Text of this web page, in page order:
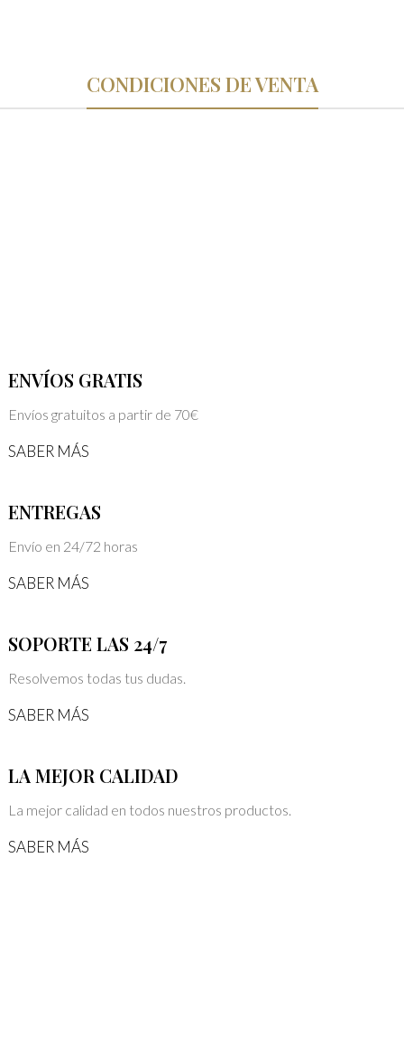
CONDICIONES DE VENTA
ENVÍOS GRATIS
Envíos gratuitos a partir de 70€
SABER MÁS
ENTREGAS
Envío en 24/72 horas
SABER MÁS
SOPORTE LAS 24/7
Resolvemos todas tus dudas.
SABER MÁS
LA MEJOR CALIDAD
La mejor calidad en todos nuestros productos.
SABER MÁS